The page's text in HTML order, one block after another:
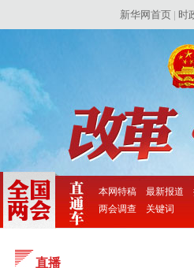
直播